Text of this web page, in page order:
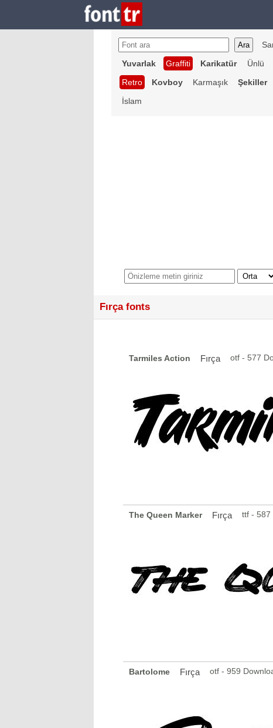
Yuvarlak
Graffiti Karikatür Ünlü
Retro
Kovboy Karmaşık Şekiller
İslam
Fırça fonts
Tarmiles Action Fırça otf - 577
The Queen Marker Fırça ttf - 587
Bartolome Fırça otf - 959